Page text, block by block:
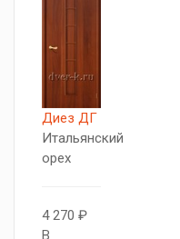
Диез ДГ
Итальянский
орех
4 270 ₽
В